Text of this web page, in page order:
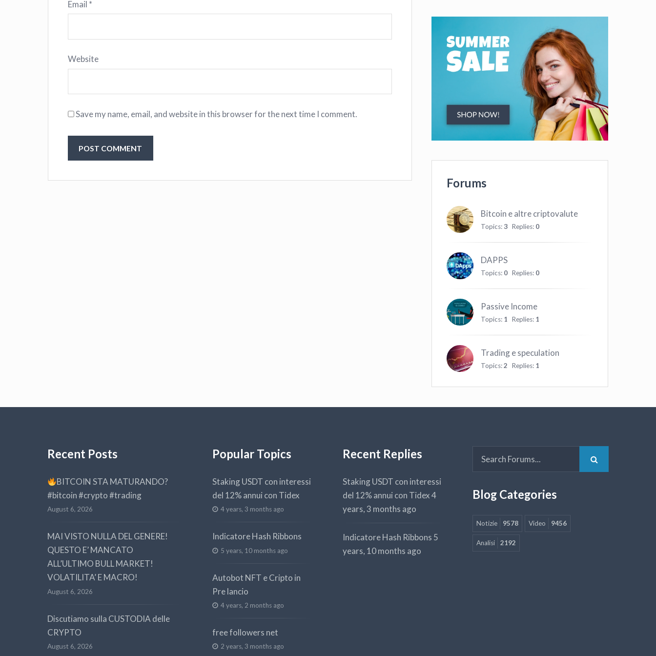
Email *
Website
Save my name, email, and website in this browser for the next time I comment.
Forums
Bitcoin e altre criptovalute
Topics:3 Replies: 0
DAPPS
Topics: 0 Replies: 0
Passive Income
Topics: 1 Replies: 1
Trading e speculation
Topics:2 Replies: 1
Recent Posts
BITCOIN STA MATURANDO?
#bitcoin #crypto #trading
August 6, 2026
MAI VISTO NULLA DEL GENERE!
QUESTO E’ MANCATO
ALL’ULTIMO BULL MARKET!
VOLATILITA’ E MACRO!
August 6, 2026
Discutiamo sulla CUSTODIA delle
CRYPTO
August 6, 2026
Popular Topics
Staking USDT con interessi
del 12% annui con Tidex
4 years, 3 months ago
Indicatore Hash Ribbons
5 years, 10 months ago
Autobot NFT e Cripto in
Pre lancio
4 years, 2 months ago
free followers net
2 years, 3 months ago
Recent Replies
Staking USDT con interessi
del 12% annui con Tidex4
years, 3 months ago
Indicatore Hash Ribbons 5
years, 10 months ago
Blog Categories
Notizie 9578 Video 9456
Analisi 2192